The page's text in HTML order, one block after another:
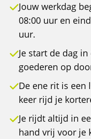
Jouw werkdag
08:00 uur en
uur.
Je start de dag
goederen op
De ene rit is een
keer rijd je
Je rijdt altijd in
hand vrij voor je